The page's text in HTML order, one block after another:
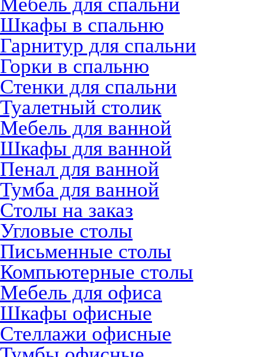
Шкафы в спальню
Гарнитур для спальни
Горки в спальню
Стенки для спальни
Туалетный столик
Мебель для ванной
Шкафы для ванной
Пенал для ванной
Тумба для ванной
Столы на заказ
Угловые столы
Письменные столы
Компьютерные столы
Мебель для офиса
Шкафы офисные
Стеллажи офисные